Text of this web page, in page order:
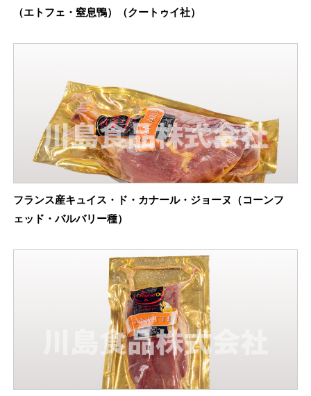
（エトフェ・窒息鴨）（クートゥイ社）
フランス産キュイス・ド・カナール・ジョーヌ（コーンフ
ェッド・バルバリー種）